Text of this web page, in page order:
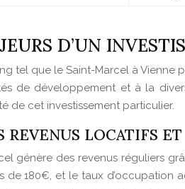
D’UN
tel que le Saint-Marcel à
de développement et à la
de cet investissement particulier.
REVENUS LOCATIFS
génère des revenus réguliers
de 180€, et le taux d’occupation